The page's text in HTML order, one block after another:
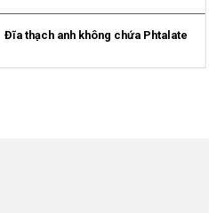
Đĩa thạch anh không chứa Phtalate